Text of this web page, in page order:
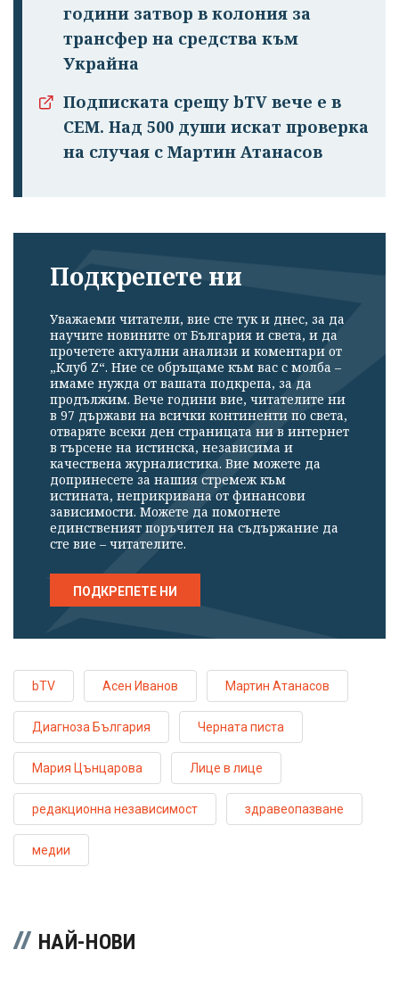
години затвор в колония за
трансфер на средства към
Украйна
Подписката срещу bTV вече е в
СЕМ. Над 500 души искат проверка
на случая с Мартин Атанасов
Подкрепете ни
Уважаеми читатели, вие сте тук и днес, за да
научите новините от България и света, и да
прочетете актуални анализи и коментари от
„Клуб Z“. Ние се обръщаме към вас с молба –
имаме нужда от вашата подкрепа, за да
продължим. Вече години вие, читателите ни
в 97 държави на всички континенти по света,
отваряте всеки ден страницата ни в интернет
в търсене на истинска, независима и
качествена журналистика. Вие можете да
допринесете за нашия стремеж към
истината, неприкривана от финансови
зависимости. Можете да помогнете
единственият поръчител на съдържание да
сте вие – читателите.
ПОДКРЕПЕТЕ НИ
bTV Асен Иванов Мартин Атанасов
Диагноза България Черната писта
Мария Цънцарова Лице в лице
редакционна независимост здравеопазване
медии
НАЙ-НОВИ